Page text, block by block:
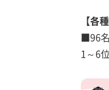
【各
■96
1～6